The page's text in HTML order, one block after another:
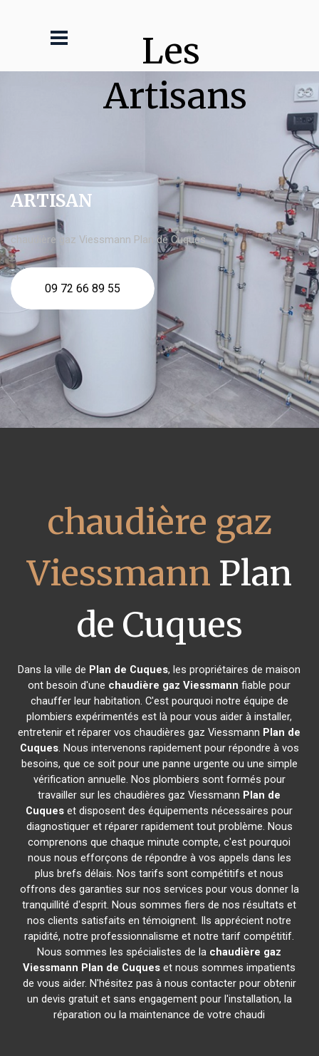
Les
Artisans
ARTISAN
chaudière gaz Viessmann Plan de Cuques
09 72 66 89 55
chaudière gaz
Viessmann Plan
de Cuques
Dans la ville de Plan de Cuques, les propriétaires de maison
ont besoin d'une chaudière gaz Viessmann fiable pour
chauffer leur habitation. C'est pourquoi notre équipe de
plombiers expérimentés est là pour vous aider à installer,
entretenir et réparer vos chaudières gaz Viessmann Plan de
Cuques. Nous intervenons rapidement pour répondre à vos
besoins, que ce soit pour une panne urgente ou une simple
vérification annuelle. Nos plombiers sont formés pour
travailler sur les chaudières gaz Viessmann Plan de
Cuques et disposent des équipements nécessaires pour
diagnostiquer et réparer rapidement tout problème. Nous
comprenons que chaque minute compte, c'est pourquoi
nous nous efforçons de répondre à vos appels dans les
plus brefs délais. Nos tarifs sont compétitifs et nous
offrons des garanties sur nos services pour vous donner la
tranquillité d'esprit. Nous sommes fiers de nos résultats et
nos clients satisfaits en témoignent. Ils apprécient notre
rapidité, notre professionnalisme et notre tarif compétitif.
Nous sommes les spécialistes de la chaudière gaz
Viessmann Plan de Cuques et nous sommes impatients
de vous aider. N'hésitez pas à nous contacter pour obtenir
un devis gratuit et sans engagement pour l'installation, la
réparation ou la maintenance de votre chaudi